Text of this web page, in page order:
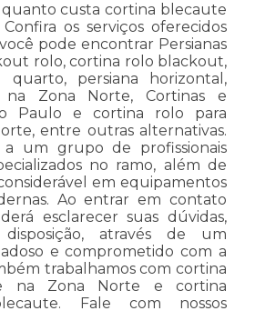
custa cortina blecaute
os serviços oferecidos
pode encontrar Persianas
rolo, cortina rolo blackout,
persiana horizontal,
na Zona Norte, Cortinas e
Paulo e cortina rolo para
entre outras alternativas.
a um grupo de profissionais
no ramo, além de
em equipamentos
Ao entrar em contato
esclarecer suas dúvidas,
através de um
e comprometido com a
trabalhamos com cortina
na Zona Norte e cortina
Fale com nossos